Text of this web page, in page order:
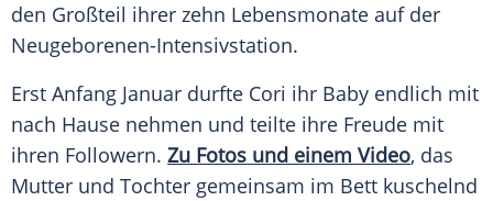
den Großteil ihrer zehn Lebensmonate auf der
Neugeborenen-Intensivstation.
Erst Anfang Januar durfte Cori ihr Baby endlich mit
nach Hause nehmen und teilte ihre Freude mit
ihren Followern. Zu Fotos und einem Video, das
Mutter und Tochter gemeinsam im Bett kuschelnd